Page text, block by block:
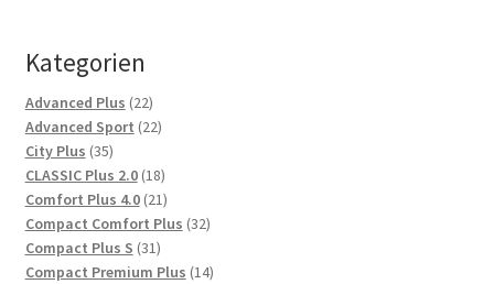
Kategorien
Advanced Plus 2222
Produkte
Advanced Sport 2222
City Plus 3535
Produkte
CLASSIC Plus 2.0 1818
Produkte
Comfort Plus 4.0 2121
Produkte
Compact Comfort Plus 3232
Compact Plus S 3131
Produkte
Compact Premium Plus 1414